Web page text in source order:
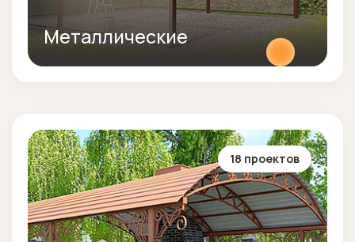
Металлические
18 проектов